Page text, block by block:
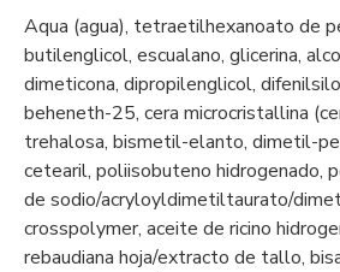
Aqua (agua), tetraetilhexanoato de
butilenglicol, escualano, glicerina,
dimeticona, dipropilenglicol,
beheneth-25, cera microcristallina
trehalosa, bismetil-elanto, dimetil-
cetearil, poliisobuteno hidrogenado,
de sodio/acryloyldimetiltaurato/
crosspolymer, aceite de ricino
rebaudiana hoja/extracto de tallo,